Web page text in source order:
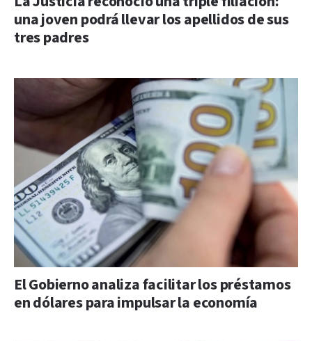
una joven podrá llevar los apellidos de sus
tres padres
El Gobierno analiza facilitar los préstamos
en dólares para impulsar la economía